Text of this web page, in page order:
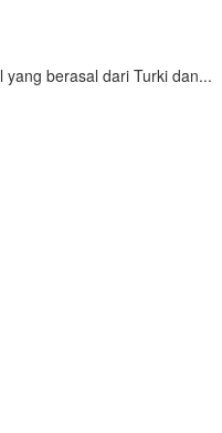
berasal dari Turki dan...